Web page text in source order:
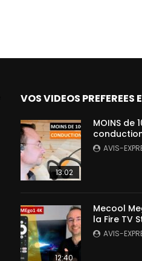
VOS VIDEOS PREFEREES
13:02
MOINS de
AVIS-
12:40
Mecool
la Fire TV
AVIS-